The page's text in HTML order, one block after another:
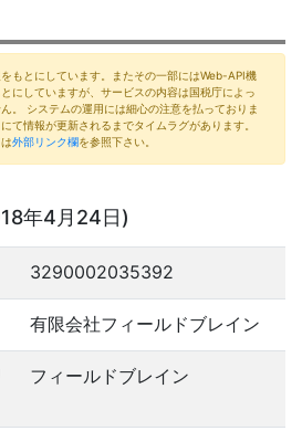
もとにしています。またその一部にはWeb-API機
にしていますが、サービスの内容は国税庁によっ
。 システムの運用には細心の注意を払っておりま
て情報が更新されるまでタイムラグがあります。
外部リンク欄を参照下さい。
年4月24日)
3290002035392
有限会社フィールドブレイン
フィールドブレイン